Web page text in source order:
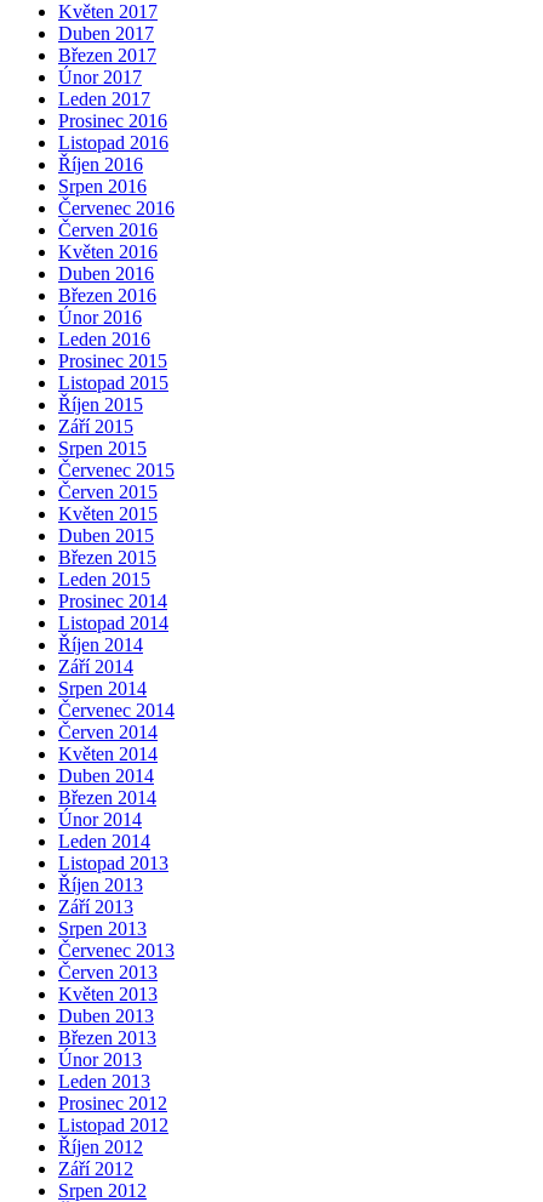
Květen 2017
Duben 2017
Březen 2017
Únor 2017
Leden 2017
Prosinec 2016
Listopad 2016
Říjen 2016
Srpen 2016
Červenec 2016
Červen 2016
Květen 2016
Duben 2016
Březen 2016
Únor 2016
Leden 2016
Prosinec 2015
Listopad 2015
Říjen 2015
Září 2015
Srpen 2015
Červenec 2015
Červen 2015
Květen 2015
Duben 2015
Březen 2015
Leden 2015
Prosinec 2014
Listopad 2014
Říjen 2014
Září 2014
Srpen 2014
Červenec 2014
Červen 2014
Květen 2014
Duben 2014
Březen 2014
Únor 2014
Leden 2014
Listopad 2013
Říjen 2013
Září 2013
Srpen 2013
Červenec 2013
Červen 2013
Květen 2013
Duben 2013
Březen 2013
Únor 2013
Leden 2013
Prosinec 2012
Listopad 2012
Říjen 2012
Září 2012
Srpen 2012